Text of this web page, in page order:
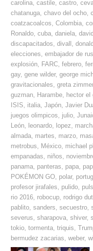
carolina ,castile ,castro ,
chatanuga ,chavo del ocho ,
coatzacoalcos ,Colombia ,
Ronaldo ,cuba ,daniela ,david
discapacitados ,divall ,donald
elecciones ,embajador de
explosión
FARC ,febrero ,
gay,gene wilder,george
gravitacionales ,greta
guzman
Harambe hector el
ISIS
italia ,Japón ,Javier
juegos olimpicos
julio ,
León
leonardo lopez
almada martes marzo
metrobus
México michael
empanadas
niños
panama panteras papa
POKÉMON GO polar,
profesor jirafales
pulido
rio 2016 robocup rodrigo
pablito ,sanders ,secuestro ,
severus ,sharapova ,shiver,
tokio ,tormenta ,triquis ,
bermudez zacarias ,weber,will